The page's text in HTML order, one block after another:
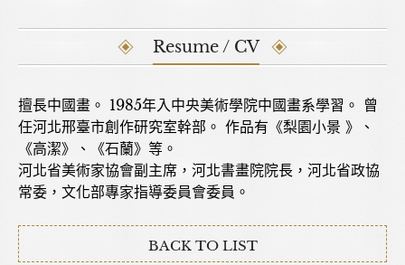
Resume / CV
擅長中國畫。 1985年入中央美術學院中國畫系學習。 曾
任河北邢臺市創作研究室幹部。 作品有《梨園小景 》、
《高潔》、《石蘭》等。
河北省美術家協會副主席，河北書畫院院長，河北省政協
常委，文化部專家指導委員會委員。
BACK TO LIST